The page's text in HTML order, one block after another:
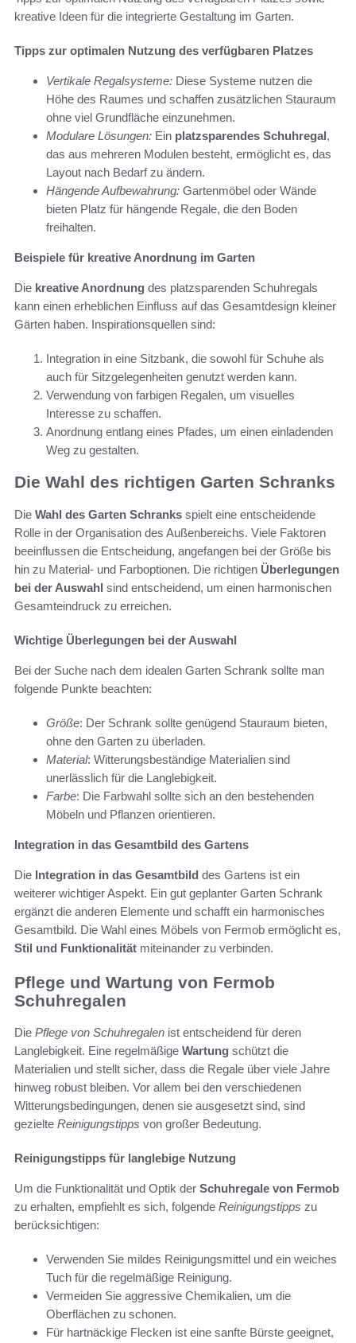
kreative Ideen für die integrierte Gestaltung im Garten.
Tipps zur optimalen Nutzung des verfügbaren Platzes
Vertikale Regalsysteme: Diese Systeme nutzen die
Höhe des Raumes und schaffen zusätzlichen Stauraum
ohne viel Grundfläche einzunehmen.
Modulare Lösungen: Ein platzsparendes Schuhregal,
das aus mehreren Modulen besteht, ermöglicht es, das
Layout nach Bedarf zu ändern.
Hängende Aufbewahrung: Gartenmöbel oder Wände
bieten Platz für hängende Regale, die den Boden
freihalten.
Beispiele für kreative Anordnung im Garten
Die kreative Anordnung des platzsparenden Schuhregals
kann einen erheblichen Einfluss auf das Gesamtdesign kleiner
Gärten haben. Inspirationsquellen sind:
Integration in eine Sitzbank, die sowohl für Schuhe als
auch für Sitzgelegenheiten genutzt werden kann.
Verwendung von farbigen Regalen, um visuelles
Interesse zu schaffen.
Anordnung entlang eines Pfades, um einen einladenden
Weg zu gestalten.
Die Wahl des richtigen Garten Schranks
Die Wahl des Garten Schranks spielt eine entscheidende
Rolle in der Organisation des Außenbereichs. Viele Faktoren
beeinflussen die Entscheidung, angefangen bei der Größe bis
hin zu Material- und Farboptionen. Die richtigen Überlegungen
bei der Auswahl sind entscheidend, um einen harmonischen
Gesamteindruck zu erreichen.
Wichtige Überlegungen bei der Auswahl
Bei der Suche nach dem idealen Garten Schrank sollte man
folgende Punkte beachten:
Größe: Der Schrank sollte genügend Stauraum bieten,
ohne den Garten zu überladen.
Material: Witterungsbeständige Materialien sind
unerlässlich für die Langlebigkeit.
Farbe: Die Farbwahl sollte sich an den bestehenden
Möbeln und Pflanzen orientieren.
Integration in das Gesamtbild des Gartens
Die Integration in das Gesamtbild des Gartens ist ein
weiterer wichtiger Aspekt. Ein gut geplanter Garten Schrank
ergänzt die anderen Elemente und schafft ein harmonisches
Gesamtbild. Die Wahl eines Möbels von Fermob ermöglicht es,
Stil und Funktionalität miteinander zu verbinden.
Pflege und Wartung von Fermob
Schuhregalen
Die Pflege von Schuhregalen ist entscheidend für deren
Langlebigkeit. Eine regelmäßige Wartung schützt die
Materialien und stellt sicher, dass die Regale über viele Jahre
hinweg robust bleiben. Vor allem bei den verschiedenen
Witterungsbedingungen, denen sie ausgesetzt sind, sind
gezielte Reinigungstipps von großer Bedeutung.
Reinigungstipps für langlebige Nutzung
Um die Funktionalität und Optik der Schuhregale von Fermob
zu erhalten, empfiehlt es sich, folgende Reinigungstipps zu
berücksichtigen:
Verwenden Sie mildes Reinigungsmittel und ein weiches
Tuch für die regelmäßige Reinigung.
Vermeiden Sie aggressive Chemikalien, um die
Oberflächen zu schonen.
Für hartnäckige Flecken ist eine sanfte Bürste geeignet,